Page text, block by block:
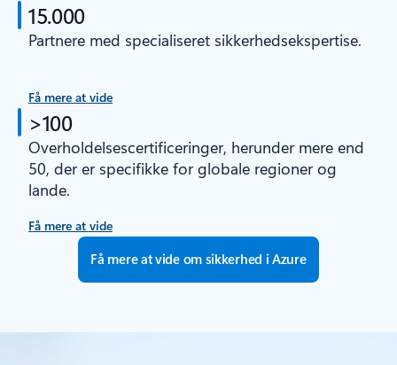
15.000
Partnere med specialiseret sikkerhedsekspertise.
Få mere at vide
>100
Overholdelsescertificeringer, herunder mere end
50, der er specifikke for globale regioner og
lande.
Få mere at vide
Få mere at vide om sikkerhed i Azure